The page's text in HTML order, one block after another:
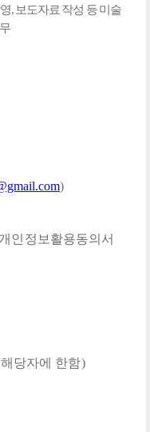
,보도자료 작성 등 미술
)
인정보활용동의서
해당자에 한함)